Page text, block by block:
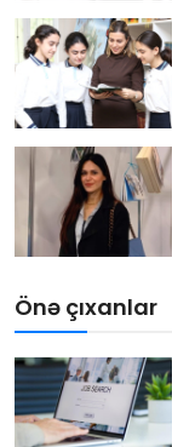
Önə çıxanlar